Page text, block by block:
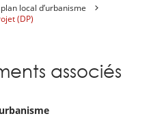
local d’urbanisme
(DP)
associés